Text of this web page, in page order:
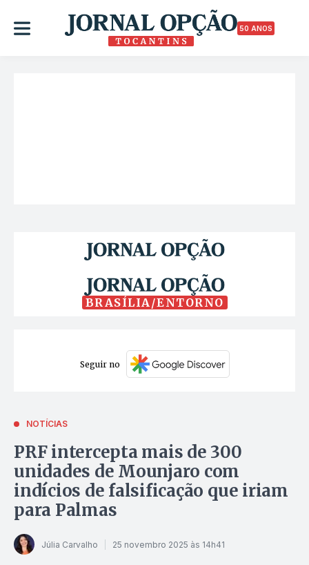
50 ANOS
BRASÍLIA/ENTORNO
Seguir no
NOTÍCIAS
PRF intercepta mais de 300
unidades de Mounjaro com
indícios de falsificação que iriam
para Palmas
Júlia Carvalho 25 novembro 2025 às 14h41